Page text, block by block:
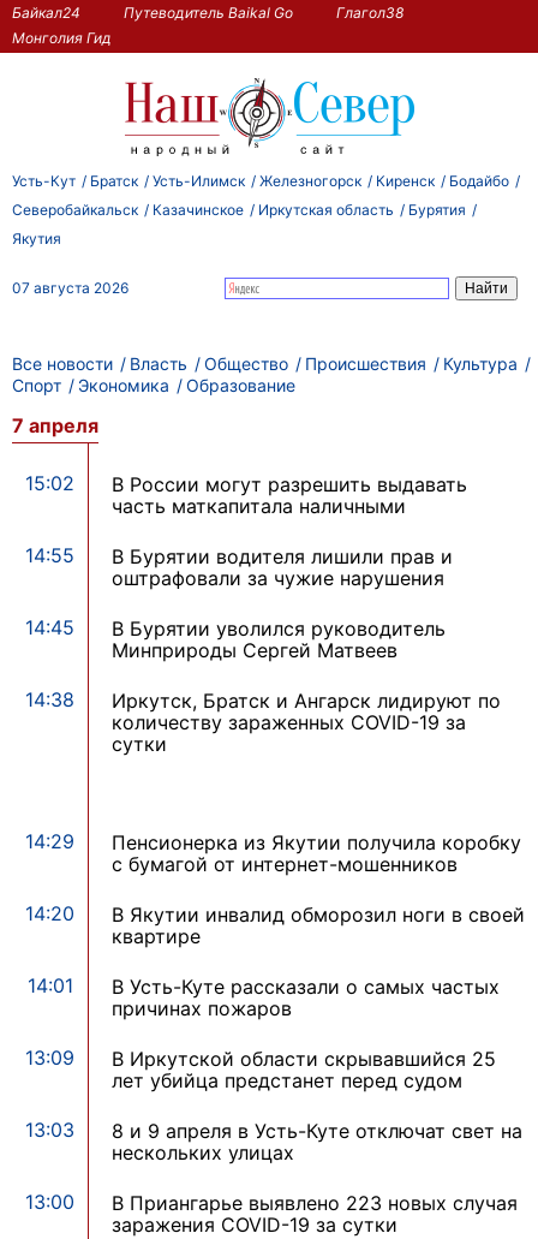
Байкал24 Путеводитель Baikal Go
Глагол38
Монголия Гид
Усть-Кут Братск Усть-Илимск Железногорск Киренск
Бодайбо
Северобайкальск
Казачинское Иркутская область
Бурятия
Якутия
07 августа 2026
Все новости Власть Общество Происшествия
Культура
Спорт
Экономика Образование
7 апреля
15:02
В России могут разрешить выдавать
часть маткапитала наличными
14:55
В Бурятии водителя лишили прав и
оштрафовали за чужие нарушения
14:45
В Бурятии уволился руководитель
Минприроды Сергей Матвеев
14:38
Иркутск, Братск и Ангарск лидируют по
количеству зараженных COVID-19 за
сутки
14:29
Пенсионерка из Якутии получила коробку
с бумагой от интернет-мошенников
14:20
В Якутии инвалид обморозил ноги в своей
квартире
14:01
В Усть-Куте рассказали о самых частых
причинах пожаров
13:09
В Иркутской области скрывавшийся 25
лет убийца предстанет перед судом
13:03
8 и 9 апреля в Усть-Куте отключат свет на
нескольких улицах
13:00
В Приангарье выявлено 223 новых случая
заражения COVID-19 за сутки